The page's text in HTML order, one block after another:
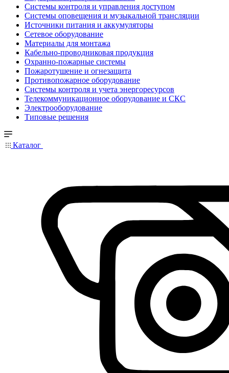
Системы контроля и управления доступом
Системы оповещения и музыкальной трансляции
Источники питания и аккумуляторы
Сетевое оборудование
Материалы для монтажа
Кабельно-проводниковая продукция
Охранно-пожарные системы
Пожаротушение и огнезащита
Противопожарное оборудование
Системы контроля и учета энергоресурсов
Телекоммуникационное оборудование и СКС
Электрооборудование
Типовые решения
Каталог